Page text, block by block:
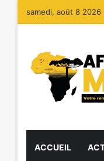
samedi, août 8 2026
ACCUEIL